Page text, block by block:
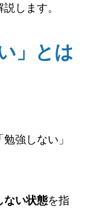
します。
」とは
強しない」
ない状態を指